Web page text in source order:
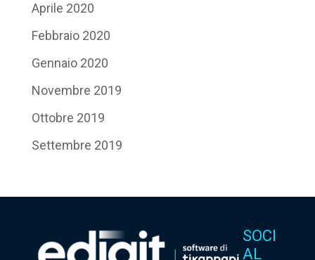
Aprile 2020
Febbraio 2020
Gennaio 2020
Novembre 2019
Ottobre 2019
Settembre 2019
SOCI
AL